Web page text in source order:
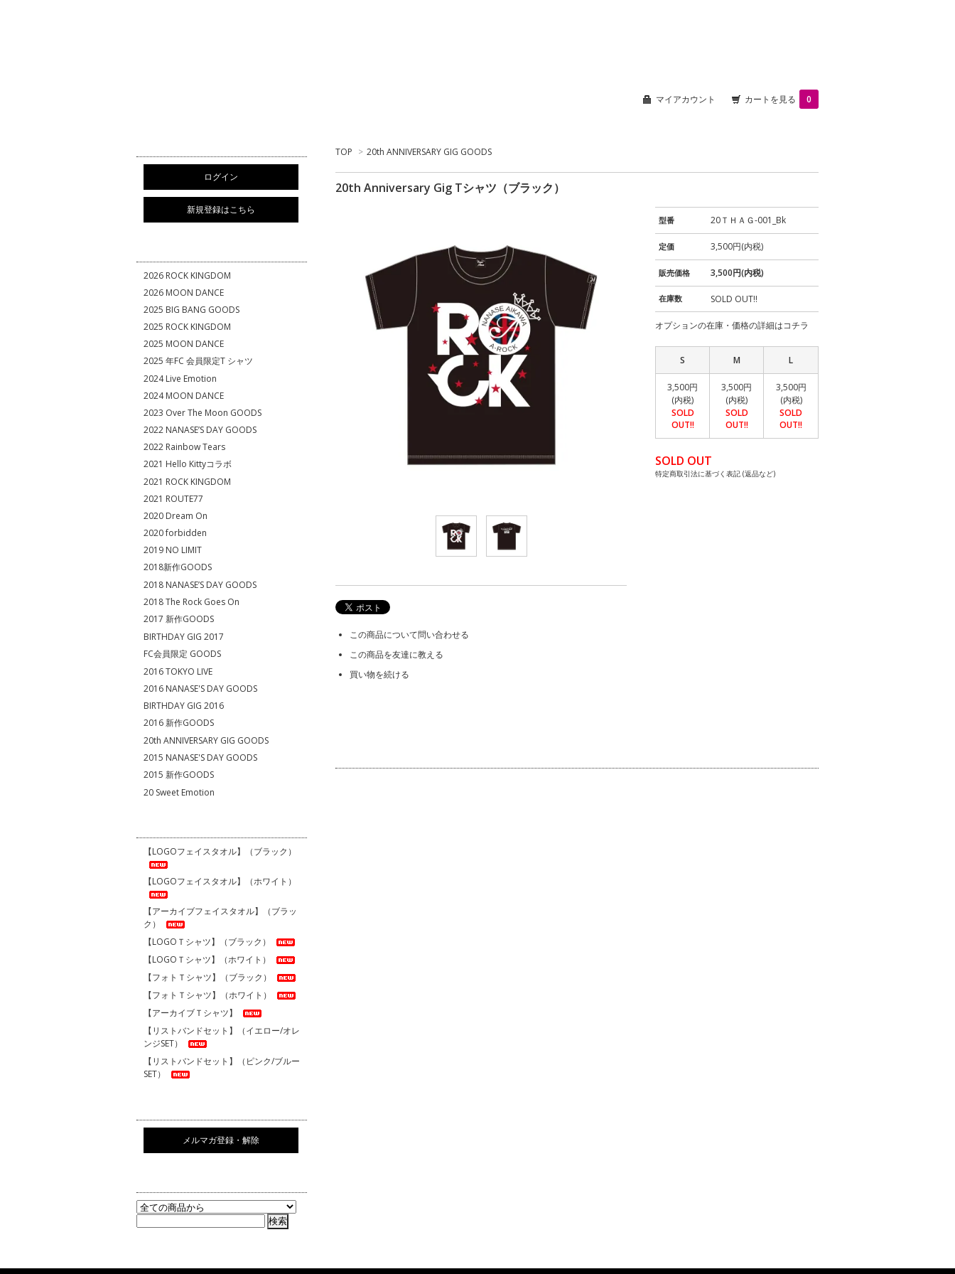
マイアカウント カートを見る 0
TOP > 20th ANNIVERSARY GIG GOODS
20th Anniversary Gig Tシャツ（ブラック）
型番 20ＴＨＡＧ-001_Bk
定価 3,500円(内税)
販売価格 3,500円(内税)
在庫数 SOLD OUT!!
オプションの在庫・価格の詳細はコチラ
S M L
3,500円
(内税)
SOLD
OUT!!
3,500円
(内税)
SOLD
OUT!!
3,500円
(内税)
SOLD
OUT!!
SOLD OUT
特定商取引法に基づく表記 (返品など)
この商品について問い合わせる
この商品を友達に教える
買い物を続ける
ログイン
新規登録はこちら
2026 ROCK KINGDOM
2026 MOON DANCE
2025 BIG BANG GOODS
2025 ROCK KINGDOM
2025 MOON DANCE
2025 年FC 会員限定T シャツ
2024 Live Emotion
2024 MOON DANCE
2023 Over The Moon GOODS
2022 NANASE’S DAY GOODS
2022 Rainbow Tears
2021 Hello Kittyコラボ
2021 ROCK KINGDOM
2021 ROUTE77
2020 Dream On
2020 forbidden
2019 NO LIMIT
2018新作GOODS
2018 NANASE’S DAY GOODS
2018 The Rock Goes On
2017 新作GOODS
BIRTHDAY GIG 2017
FC会員限定 GOODS
2016 TOKYO LIVE
2016 NANASE'S DAY GOODS
BIRTHDAY GIG 2016
2016 新作GOODS
20th ANNIVERSARY GIG GOODS
2015 NANASE'S DAY GOODS
2015 新作GOODS
20 Sweet Emotion
【LOGOフェイスタオル】（ブラック）
【LOGOフェイスタオル】（ホワイト）
【アーカイブフェイスタオル】（ブラッ
ク）
【LOGOＴシャツ】（ブラック）
【LOGOＴシャツ】（ホワイト）
【フォトＴシャツ】（ブラック）
【フォトＴシャツ】（ホワイト）
【アーカイブＴシャツ】
【リストバンドセット】（イエロー/オレ
ンジSET）
【リストバンドセット】（ピンク/ブルー
SET）
メルマガ登録・解除